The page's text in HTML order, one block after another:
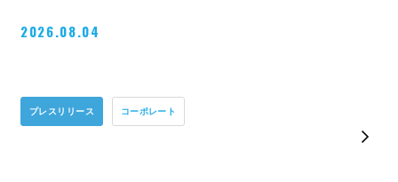
2026.08.04
プレスリリース コーポレート